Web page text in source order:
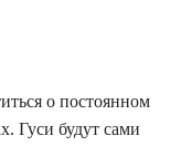
о постоянном
Гуси будут сами